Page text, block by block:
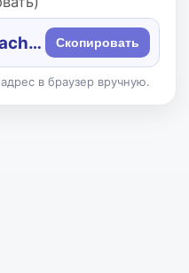
https://games.bigbeach.ru/ Скопировать
в браузер вручную.